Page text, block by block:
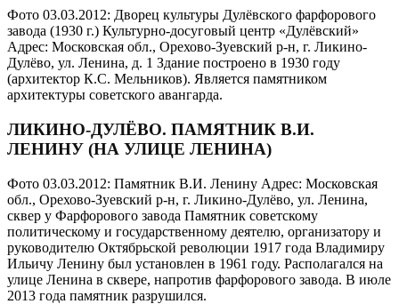
Фото 03.03.2012: Дворец культуры Дулёвского фарфорового
завода (1930 г.) Культурно-досуговый центр «Дулёвский»
Адрес: Московская обл., Орехово-Зуевский р-н, г. Ликино-
Дулёво, ул. Ленина, д. 1 Здание построено в 1930 году
(архитектор К.С. Мельников). Является памятником
архитектуры советского авангарда.
ЛИКИНО-ДУЛЁВО. ПАМЯТНИК В.И.
ЛЕНИНУ (НА УЛИЦЕ ЛЕНИНА)
Фото 03.03.2012: Памятник В.И. Ленину Адрес: Московская
обл., Орехово-Зуевский р-н, г. Ликино-Дулёво, ул. Ленина,
сквер у Фарфорового завода Памятник советскому
политическому и государственному деятелю, организатору и
руководителю Октябрьской революции 1917 года Владимиру
Ильичу Ленину был установлен в 1961 году. Располагался на
улице Ленина в сквере, напротив фарфорового завода. В июле
2013 года памятник разрушился.